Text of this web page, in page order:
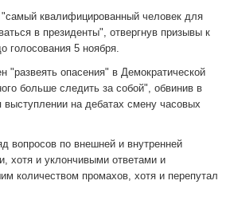
квалифицированный человек для
в президенты", отвергнув призывы к
голосования 5 ноября.
"развеять опасения" в Демократической
больше следить за собой", обвинив в
на дебатах смену часовых
вопросов по внешней и внутренней
хотя и уклончивыми ответами и
количеством промахов, хотя и перепутал